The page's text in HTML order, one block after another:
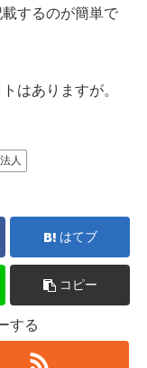
するのが簡単で
はありますが。
人
はてブ
コピー
する